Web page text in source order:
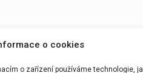
o cookies
o zařízení používáme technologie,